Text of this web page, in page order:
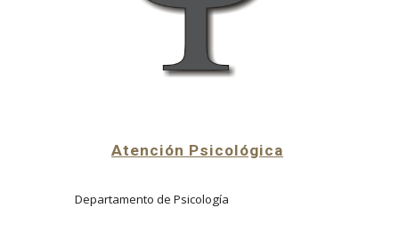
Atención Psicológica
Departamento de Psicología